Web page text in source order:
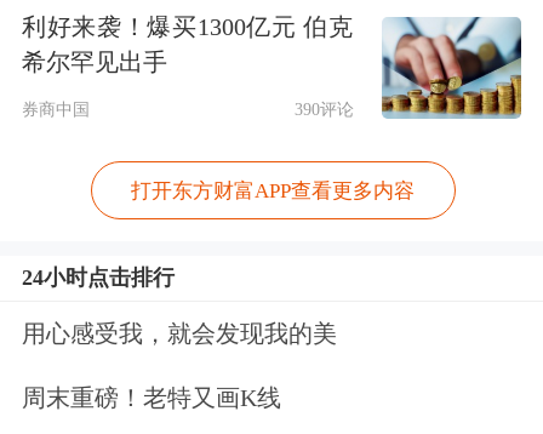
会大幅减少。
但专项整治很难彻底消灭股市“黑嘴”，
也很难将股市“黑嘴”的口完全堵上。毕
竟专项整治活动通常都是阶段性的，在
专项整治期间，或许可以取得很好的成
效，一旦专项整治过后，股市“黑嘴”难
市“黑嘴”之口，要打击股市“黑嘴”，除
利好来袭！爆买1300亿元 伯克
希尔罕见出手
券商中国 390评论
打开东方财富APP查看更多内容
24小时点击排行
用心感受我，就会发现我的美
周末重磅！老特又画K线